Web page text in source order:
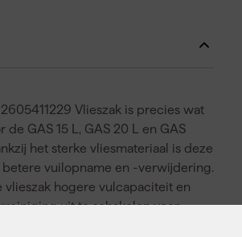
Vlieszak is precies wat
GAS 15 L, GAS 20 L en GAS
het sterke vliesmateriaal is deze
vuilopname en -verwijdering.
hogere vulcapaciteit en
uit te schakelen voor
moeiteloos schoon en veilig.